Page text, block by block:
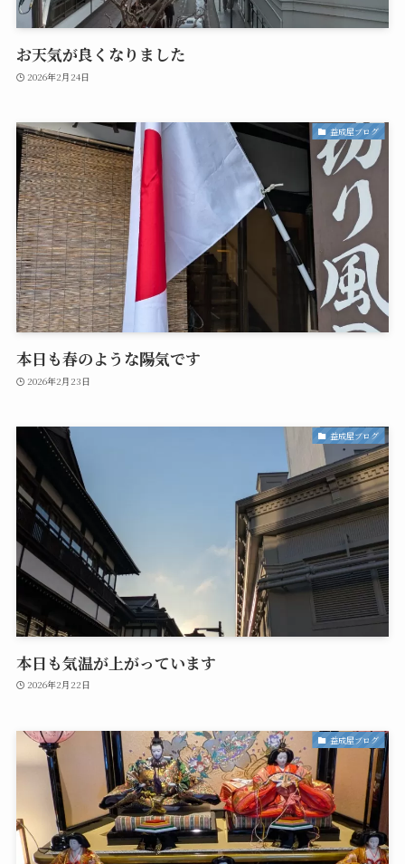
お天気が良くなりました
2026年2月24日
益成屋ブログ
本日も春のような陽気です
2026年2月23日
益成屋ブログ
本日も気温が上がっています
2026年2月22日
益成屋ブログ